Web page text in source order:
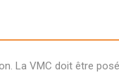
La VMC doit être